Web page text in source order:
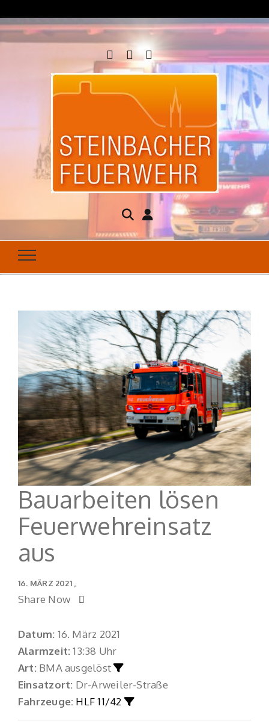
Steinbacher
Feuerwehr
Seit 1877 für Ihren Brandschutz da
Bauarbeiten lösen
Feuerwehreinsatz
aus
16. MÄRZ 2021
Share Now
Datum: 16. März 2021
Alarmzeit:13:38 Uhr
Art:BMA ausgelöst
Einsatzort: Dr-Arweiler-Straße
Fahrzeuge: HLF 11/42